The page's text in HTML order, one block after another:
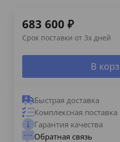
683 600 ₽
Срок поставки от 3х дней
В
Быстрая доставка
Комплексная поставка
Гарантия качества
Обратная связь